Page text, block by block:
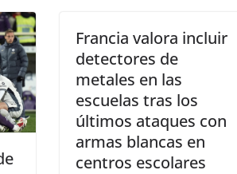
Francia valora incluir
detectores de
metales en las
escuelas tras los
últimos ataques con
armas blancas en
centros escolares